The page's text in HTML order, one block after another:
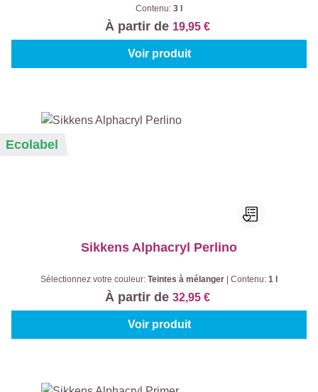
Contenu: 3 l
À partir de 19,95 €
Voir produit
Ecolabel
Sikkens Alphacryl Perlino
Sélectionnez votre couleur: Teintes à mélanger Contenu: 1 l
À partir de 32,95 €
Voir produit